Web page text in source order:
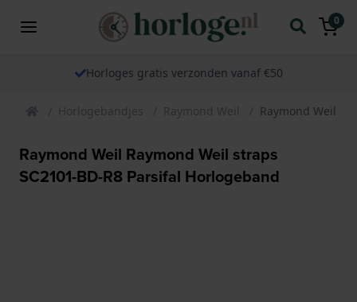
0
Horloges gratis verzonden vanaf €50
Horlogebandjes Raymond Weil Raymond Weil
Raymond Weil Raymond Weil straps
SC2101-BD-R8 Parsifal Horlogeband